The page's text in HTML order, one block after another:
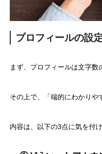
プロフィールの設
まず、プロフィールは文字数
その上で、「端的にわかりや
内容は、以下の3点に気を付